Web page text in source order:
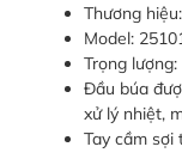
Thương
Model:
Trọng
Đầu búa
xử lý nhiệt,
Tay cầm sợi